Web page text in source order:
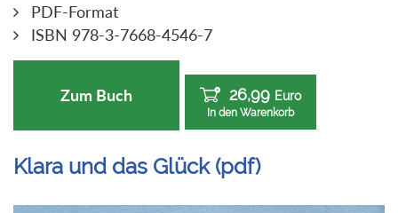
PDF-Format
ISBN 978-3-7668-4546-7
Zum Buch 26,99 Euro
In den Warenkorb
Klara und das Glück (pdf)